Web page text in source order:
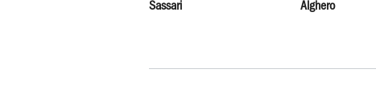
Sassari Alghero